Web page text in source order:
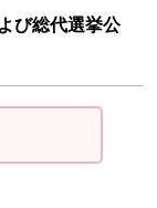
び総代選挙公